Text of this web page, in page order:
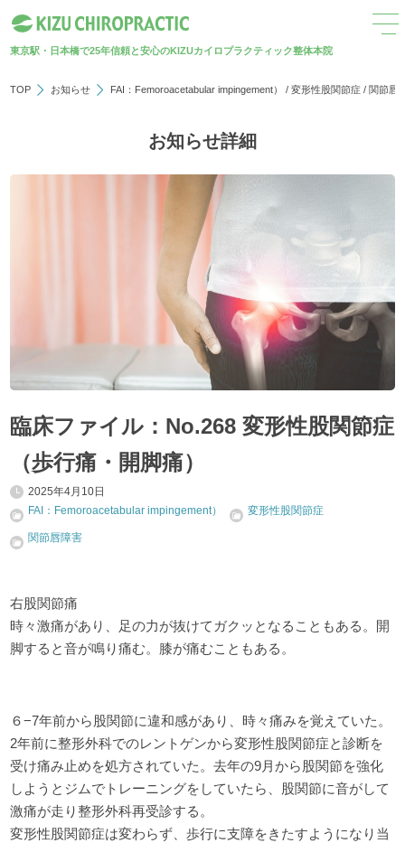
東京駅・日本橋で25年信頼と安心のKIZUカイロプラクティック整体本院
TOP お知らせ FAI：Femoroacetabular impingement） /変形性股関節症 /関節唇
お知らせ詳細
臨床ファイル：No.268 変形性股関節症
（歩行痛・開脚痛）
2025年4月10日
FAI：Femoroacetabular impingement）
変形性股関節症
関節唇障害
右股関節痛
時々激痛があり、足の力が抜けてガクッとなることもある。開
脚すると音が鳴り痛む。膝が痛むこともある。
６−7年前から股関節に違和感があり、時々痛みを覚えていた。
2年前に整形外科でのレントゲンから変形性股関節症と診断を
受け痛み止めを処方されていた。去年の9月から股関節を強化
しようとジムでトレーニングをしていたら、股関節に音がして
激痛が走り整形外科再受診する。
変形性股関節症は変わらず、歩行に支障をきたすようになり当